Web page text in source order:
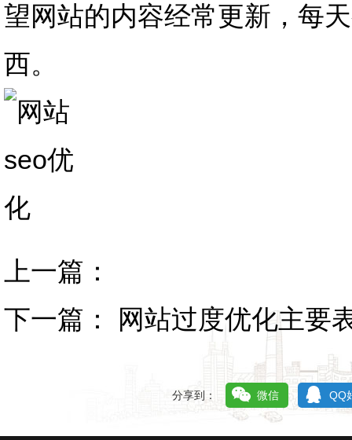
望网站的内容经常更新，每
西。
上一篇：
下一篇：
网站过度优化主要
分享到： 微信 QQ